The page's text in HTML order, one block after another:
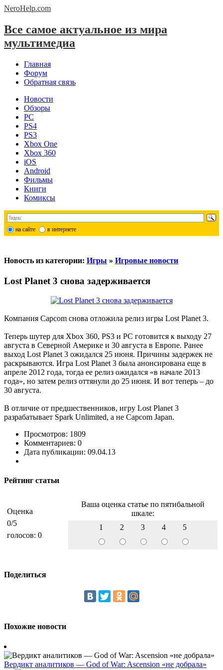
NeroHelp.com
Все самое актуальное из мира
мультимедиа
Главная
Форум
Обратная связь
Новости
Обзоры
PC
PS4
PS3
Xbox One
Xbox 360
iOS
Android
Фильмы
Книги
Комиксы
на сайте в интернете
Новость из категории: Игры » Игровые новости
Lost Planet 3 снова задерживается
Компания Capcom снова отложила релиз игры Lost Planet 3.
Теперь шутер для Xbox 360, PS3 и PC готовится к выходу 27
августа в Северной Америке и 30 августа в Европе. Ранее
выход Lost Planet 3 ожидался 25 июня. Причины задержек не
раскрываются. Игра Lost Planet 3 была анонсирована еще в
апреле 2012 года, тогда ее релиз ожидался «в начале 2013
года», но затем релиз оттянули до 25 июня. И вот теперь – до
30 августа.
В отличие от предшественников, игру Lost Planet 3
разрабатывает Spark Unlimited, а не Capcom Japan.
Просмотров: 1809
Комментариев: 0
Дата публикации: 09.04.13
Рейтинг статьи
Оценка
0/5
голосов: 0
Ваша оценка статье по пятибальной
шкале:
1
2 3 4 5
Поделиться
Похожие новости
Вердикт аналитиков — God of War: Ascension «не добрала»